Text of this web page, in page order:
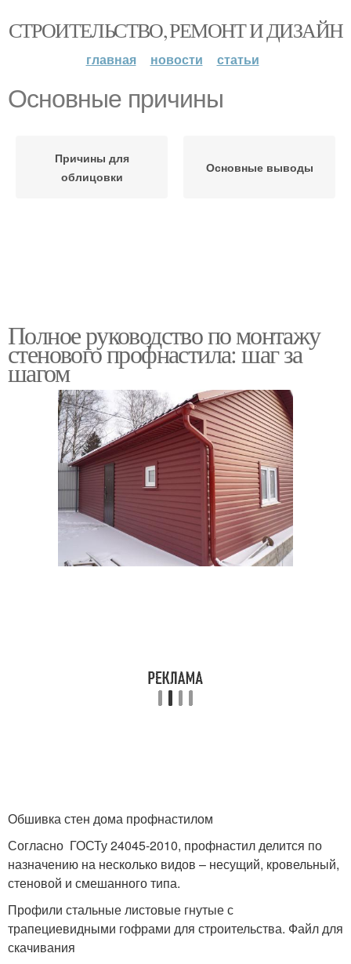
СТРОИТЕЛЬСТВО, РЕМОНТ И ДИЗАЙН
главная новости статьи
Основные причины
Причины для
облицовки
Основные выводы
Полное руководство по монтажу
стенового профнастила: шаг за
шагом
Обшивка стен дома профнастилом
Согласно ГОСТу 24045-2010, профнастил делится по
назначению на несколько видов – несущий, кровельный,
стеновой и смешанного типа.
Профили стальные листовые гнутые с
трапециевидными гофрами для строительства. Файл для
скачивания